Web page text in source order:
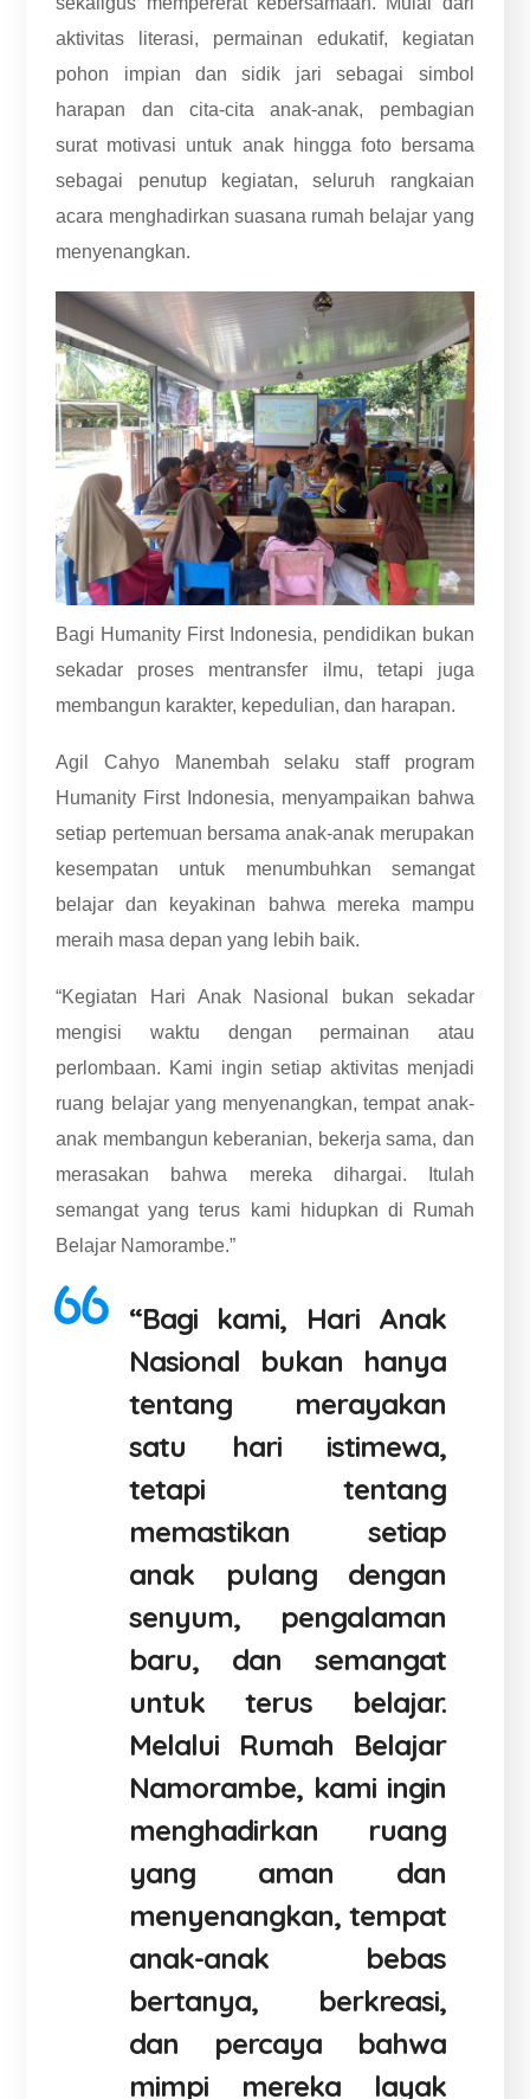
aktivitas literasi, permainan edukatif, kegiatan
pohon impian dan sidik jari sebagai simbol
harapan dan cita-cita anak-anak, pembagian
surat motivasi untuk anak hingga foto bersama
sebagai penutup kegiatan, seluruh rangkaian
acara menghadirkan suasana rumah belajar yang
menyenangkan.
Bagi Humanity First Indonesia, pendidikan bukan
sekadar proses mentransfer ilmu, tetapi juga
membangun karakter, kepedulian, dan harapan.
Agil Cahyo Manembah selaku staff program
Humanity First Indonesia, menyampaikan bahwa
setiap pertemuan bersama anak-anak merupakan
kesempatan untuk menumbuhkan semangat
belajar dan keyakinan bahwa mereka mampu
meraih masa depan yang lebih baik.
“Kegiatan Hari Anak Nasional bukan sekadar
mengisi waktu dengan permainan atau
perlombaan. Kami ingin setiap aktivitas menjadi
ruang belajar yang menyenangkan, tempat anak-
anak membangun keberanian, bekerja sama, dan
merasakan bahwa mereka dihargai. Itulah
semangat yang terus kami hidupkan di Rumah
Belajar Namorambe.”
“Bagi kami, Hari Anak
Nasional bukan hanya
tentang merayakan
satu hari istimewa,
tetapi tentang
memastikan setiap
anak pulang dengan
senyum, pengalaman
baru, dan semangat
untuk terus belajar.
Melalui Rumah Belajar
Namorambe, kami ingin
menghadirkan ruang
yang aman dan
menyenangkan, tempat
anak-anak bebas
bertanya, berkreasi,
dan percaya bahwa
mimpi mereka layak